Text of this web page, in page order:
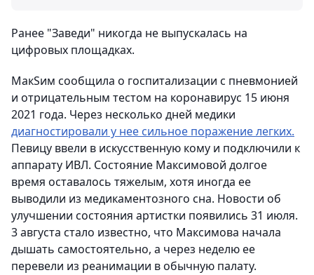
Ранее "Заведи" никогда не выпускалась на
цифровых площадках.
МакSим сообщила о госпитализации с пневмонией
и отрицательным тестом на коронавирус 15 июня
2021 года. Через несколько дней медики
диагностировали у нее сильное поражение легких.
Певицу ввели в искусственную кому и подключили к
аппарату ИВЛ. Состояние Максимовой долгое
время оставалось тяжелым, хотя иногда ее
выводили из медикаментозного сна. Новости об
улучшении состояния артистки появились 31 июля.
3 августа стало известно, что Максимова начала
дышать самостоятельно, а через неделю ее
перевели из реанимации в обычную палату.